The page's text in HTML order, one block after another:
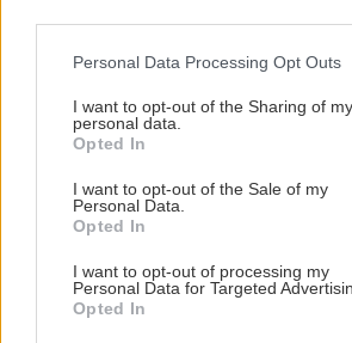
Please note that this website/app uses
not limited to your visit or usage
grant or deny consent to Google and its
use your data for below specified
consent section.
Personal Data Processing Opt Outs
I want to opt-out of the Sharing of my
personal data.
Opted In
I want to opt-out of the Sale of my
Personal Data.
Opted In
I want to opt-out of processing my
Personal Data for Targeted
Opted In